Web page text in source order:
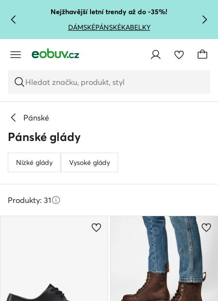
PŘEJÍT NA HLAVNÍ OBSAH
PŘEJÍT NA VYHLEDÁVÁNÍ
Nejžhavější letní trendy až do -35%!
DÁMSKÉPÁNSKÉKABELKY
Hledat značku, produkt, styl
Pánské
Pánské glády
Nízké glády Vysoké glády
Produkty: 31